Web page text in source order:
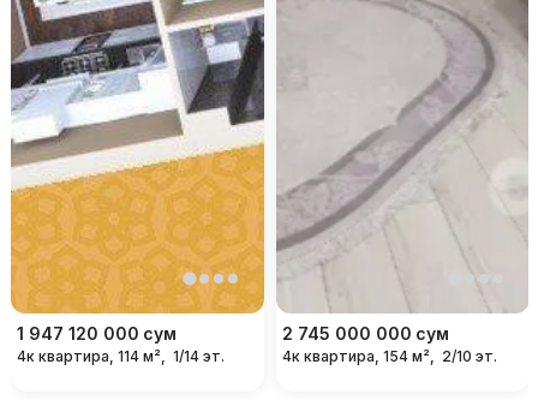
1 947 120 000 сум
4к квартира, 114 м², 1/14 эт.
2 745 000 000 сум
4к квартира, 154 м², 2/10 эт.